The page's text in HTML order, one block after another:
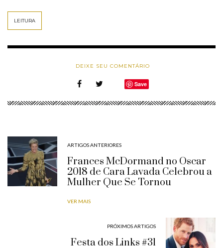
LEITURA
DEIXE SEU COMENTÁRIO
Save
ARTIGOS ANTERIORES
Frances McDormand no Oscar
2018 de Cara Lavada Celebrou a
Mulher Que Se Tornou
VER MAIS
PRÓXIMOS ARTIGOS
Festa dos Links #31